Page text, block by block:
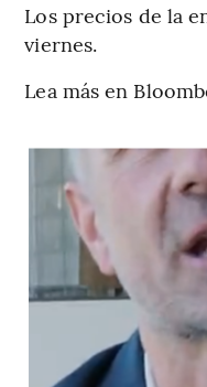
Los precios de la
viernes.
Lea más en